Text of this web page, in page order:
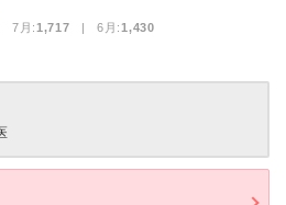
7月:1,717 | 6月:1,430